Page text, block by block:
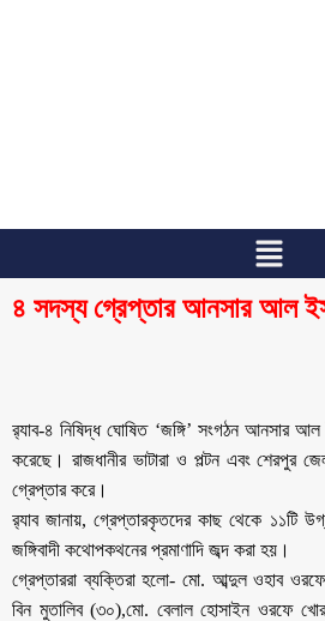
৪ সদস্য গ্রেপ্তার আনসার আল
র‌্যাব-৪ নিষিদ্ধ ঘোষিত ‘জঙ্গি’ সংগঠন আনসার
করেছে। রাজধানীর ভাটারা ও পল্টন এবং শেরপুর
গ্রেপ্তার করে।
র‌্যাব জানায়, গ্রেপ্তারকৃতদের কাছ থেকে ১১টি
জঙ্গিবাদী কথোপকথনের প্রমাণাদি জব্দ করা হয়।
গ্রেপ্তাররা ব্যক্তিরা হলো- মো. আব্দুল ওহাব
বিন মুতালিব (৩০),মো. বেলাল হোসাইন ওরফে